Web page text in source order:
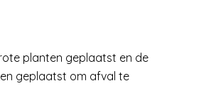
planten geplaatst en de
geplaatst om afval te